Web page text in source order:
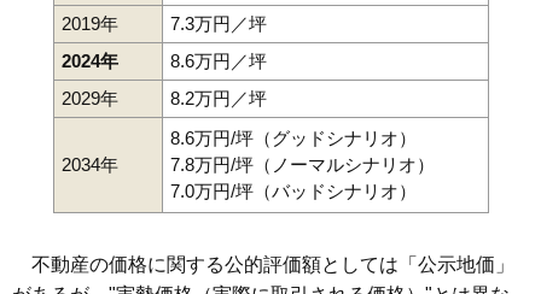
2019年
7.3万円／坪
2024年
8.6万円／坪
2029年
8.2万円／坪
2034年
8.6万円/坪（グッドシナリオ）
7.8万円/坪（ノーマルシナリオ）
7.0万円/坪（バッドシナリオ）
不動産の価格に関する公的評価額としては「公示地価」